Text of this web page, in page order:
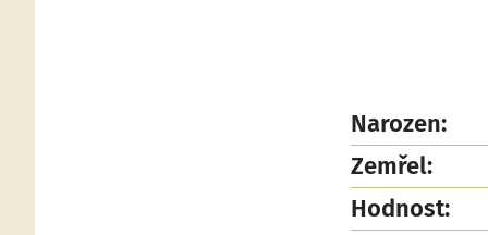
Narozen:
Zemřel:
Hodnost: